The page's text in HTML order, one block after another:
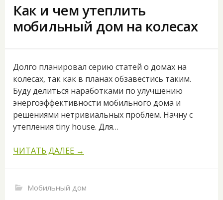
Как и чем утеплить
мобильный дом на колесах
Долго планировал серию статей о домах на
колесах, так как в планах обзавестись таким.
Буду делиться наработками по улучшению
энергоэффективности мобильного дома и
решениями нетривиальных проблем. Начну с
утепления tiny house. Для…
ЧИТАТЬ ДАЛЕЕ →
Мобильный дом